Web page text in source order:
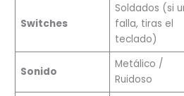
Switches
Soldados (si
falla, tiras el
teclado)
Sonido
Metálico /
Ruidoso